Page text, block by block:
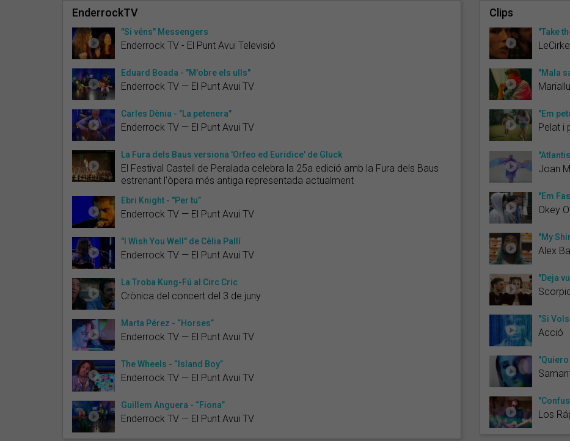
EnderrockTV
"Si véns" Messengers
Enderrock TV - El Punt Avui Televisió
Eduard Boada - "M'obre els ulls"
Enderrock TV — El Punt Avui TV
Carles Dènia - "La petenera"
Enderrock TV — El Punt Avui TV
La Fura dels Baus versiona 'Orfeo ed Euridice' de Gluck
El Festival Castell de Peralada celebra la 25a edició amb la Fura dels Baus
estrenant l'òpera més antiga representada actualment
Ebri Knight - "Per tu”
Enderrock TV — El Punt Avui TV
"I Wish You Well" de Cèlia Pallí
Enderrock TV — El Punt Avui TV
La Troba Kung-Fú al Circ Cric
Crònica del concert del 3 de juny
Marta Pérez - “Horses”
Enderrock TV — El Punt Avui TV
The Wheels - “Island Boy”
Enderrock TV — El Punt Avui TV
Guillem Anguera - “Fiona”
Enderrock TV — El Punt Avui TV
Clips
"Take
LeCirke
"Mala
"Em
Pelat i
Joan
"Em
Okey
"My
Alex
"Deja
"Si
Acció
Los